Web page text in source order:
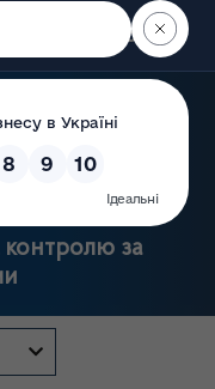
Пошук
України
контролю за